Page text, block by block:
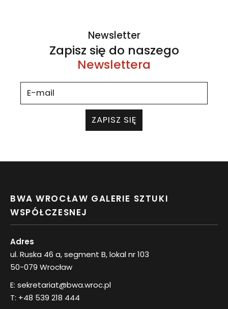
Newsletter
Zapisz się do naszego
Newslettera
ZAPISZ SIĘ
BWA WROCŁAW GALERIE SZTUKI
WSPÓŁCZESNEJ
Adres
ul. Ruska 46 a, segment B, lokal nr 103
50-079 Wrocław
E: sekretariat@bwa.wroc.pl
T: +48 539 218 444